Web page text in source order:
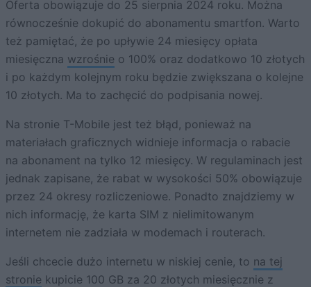
Oferta obowiązuje do 25 sierpnia 2024 roku. Można
równocześnie dokupić do abonamentu smartfon. Warto
też pamiętać, że po upływie 24 miesięcy opłata
miesięczna wzrośnie o 100% oraz dodatkowo 10 złotych
i po każdym kolejnym roku będzie zwiększana o kolejne
10 złotych. Ma to zachęcić do podpisania nowej.
Na stronie T-Mobile jest też błąd, ponieważ na
materiałach graficznych widnieje informacja o rabacie
na abonament na tylko 12 miesięcy. W regulaminach jest
jednak zapisane, że rabat w wysokości 50% obowiązuje
przez 24 okresy rozliczeniowe. Ponadto znajdziemy w
nich informację, że karta SIM z nielimitowanym
internetem nie zadziała w modemach i routerach.
Jeśli chcecie dużo internetu w niskiej cenie, to na tej
stronie kupicie 100 GB za 20 złotych miesięcznie z